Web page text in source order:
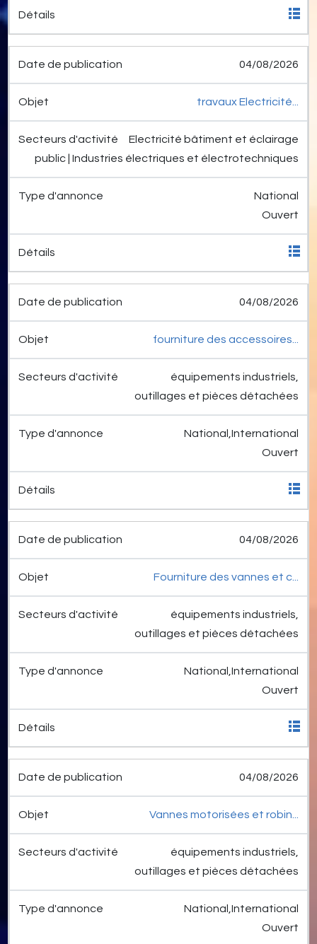
04/08/2026
travaux Electricité...
Electricité bâtiment et éclairage
public | Industries électriques et électrotechniques
National
Ouvert
04/08/2026
fourniture des accessoires...
équipements industriels,
outillages et pièces détachées
National,International
Ouvert
04/08/2026
Fourniture des vannes et c...
équipements industriels,
outillages et pièces détachées
National,International
Ouvert
04/08/2026
Vannes motorisées et robin...
équipements industriels,
outillages et pièces détachées
National,International
Ouvert